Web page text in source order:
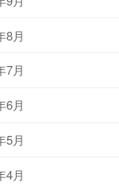
8月
7月
6月
5月
4月